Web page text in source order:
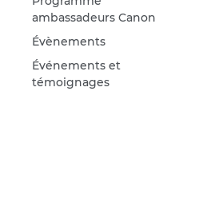
ambassadeurs Canon
Évènements
Événements et
témoignages